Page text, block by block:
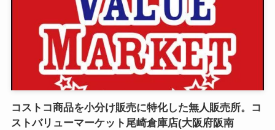
コストコ商品を小分け販売に特化した無人販売所。コ
ストバリューマーケット尾崎倉庫店(大阪府阪南